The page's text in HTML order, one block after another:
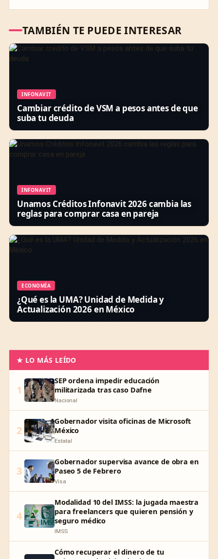
TAMBIÉN TE PUEDE INTERESAR
INFONAVIT
Cambiar crédito de VSM a pesos antes de que
suba tu deuda
INFONAVIT
Unamos Créditos Infonavit 2026 cambia las
reglas para comprar casa en pareja
ECONOMÍA
¿Qué es la UMA? Unidad de Medida y
Actualización 2026 en México
★ LO MÁS LEÍDO
1
SEP ordena impedir educación
militarizada tras caso Dafne
Nacional
2
Gobernador visita oficinas de Microsoft
México
Estatal
3
Gobernador supervisa avance de obra en
Paseo 5 de Febrero
Visa
4
Modalidad 10 del IMSS: la jugada maestra
para freelancers que quieren pensión y
seguro médico
IMSS
Cómo recuperar el dinero de tu